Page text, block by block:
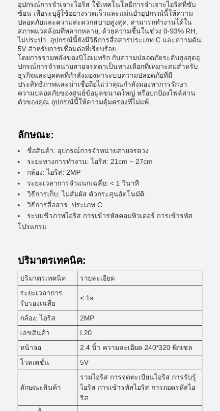
อุปกรณ์การจําเจาะไอริส ใช้เทคโนโลยีการจําเจาะไอริสที่ซับ
ซ้อน เพื่อระบุผู้ใช้อย่างรวดเร็วและแม่นยําอุปกรณ์นี้ให้ความ
ปลอดภัยและความสะดวกสบายสูงสุด. สามารถทํางานได้ใน
สภาพแวดล้อมที่หลากหลาย, ด้วยความชื้นในช่วง 0-93% RH,
ไม่ประปา. อุปกรณ์นี้ยังมีวิธีการสื่อสารประเภท C และความดัน
5V สําหรับการเชื่อมต่อที่เรียบร้อย.
โดยการรวมพลังของบิโอเมทริก กับความปลอดภัยระดับสูงสุดอุ
ปกรณ์การจําหน่ายสายจรดตาเป็นทางเลือกที่เหมาะสมสําหรับ
ธุรกิจและบุคคลที่กําลังมองหาระบบความปลอดภัยที่มี
ประสิทธิภาพและน่าเชื่อถือไม่ว่าคุณกําลังมองหาการรักษา
ความปลอดภัยของศูนย์ข้อมูลขนาดใหญ่ หรือปกป้องไฟล์ส่วน
ตัวของคุณ อุปกรณ์นี้ให้ความคุ้มครองที่ไม่แพ้
ลักษณะ:
ชื่อสินค้า: อุปกรณ์การจําหน่ายสายจรดวง
ระยะทางการทํางาน: ไอริส: 21cm ~ 27cm
กล้อง: ไอริส: 2MP
ระยะเวลาการจําแนกเฉลี่ย: < 1 วินาที
วิธีการเก็บ: ไม่สัมผัส ตัวกระสุนอัตโนมัติ
วิธีการสื่อสาร: ประเภท C
ระบบชีวภาพไอริส การเข้ารหัสคอมพิวเตอร์ การเข้ารหัส
โปรแกรม
ปริมาตรเทคนิค:
ปริมาตรเทคนิค
รายละเอียด
ระยะเวลาการ
รับรองเฉลี่ย
< 1s
กล้อง: ไอริส
2MP
เลขสินค้า
L20
หน้าจอ
2.4 นิ้ว ความละเอียด 240*320 พิกเซล
โวลเตชั่น
5V
ลักษณะสินค้า
รวมไอริส การจดทะเบียนไอริส การรับรู้
ไอริส การเข้ารหัสไอริส การถอดรหัสไอ
ริส